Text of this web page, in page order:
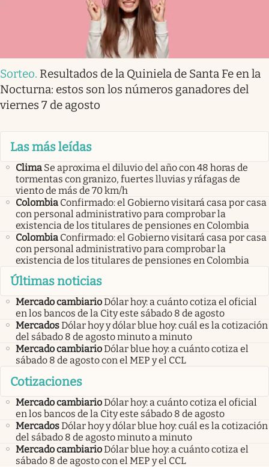
Sorteo. Resultados de la Quiniela de Santa Fe en la
Nocturna: estos son los números ganadores del
viernes 7 de agosto
Las más leídas
Clima Se aproxima el diluvio del año con 48 horas de
tormentas con granizo, fuertes lluvias y ráfagas de
viento de más de 70 km/h
Colombia Confirmado: el Gobierno visitará casa por casa
con personal administrativo para comprobar la
existencia de los titulares de pensiones en Colombia
Colombia Confirmado: el Gobierno visitará casa por casa
con personal administrativo para comprobar la
existencia de los titulares de pensiones en Colombia
Últimas noticias
Mercado cambiarioDólar hoy: a cuánto cotiza el oficial
en los bancos de la City este sábado 8 de agosto
MercadosDólar hoy y dólar blue hoy: cuál es la cotización
del sábado 8 de agosto minuto a minuto
Mercado cambiarioDólar blue hoy: a cuánto cotiza el
sábado 8 de agosto con el MEP y el CCL
Cotizaciones
Mercado cambiarioDólar hoy: a cuánto cotiza el oficial
en los bancos de la City este sábado 8 de agosto
MercadosDólar hoy y dólar blue hoy: cuál es la cotización
del sábado 8 de agosto minuto a minuto
Mercado cambiarioDólar blue hoy: a cuánto cotiza el
sábado 8 de agosto con el MEP y el CCL